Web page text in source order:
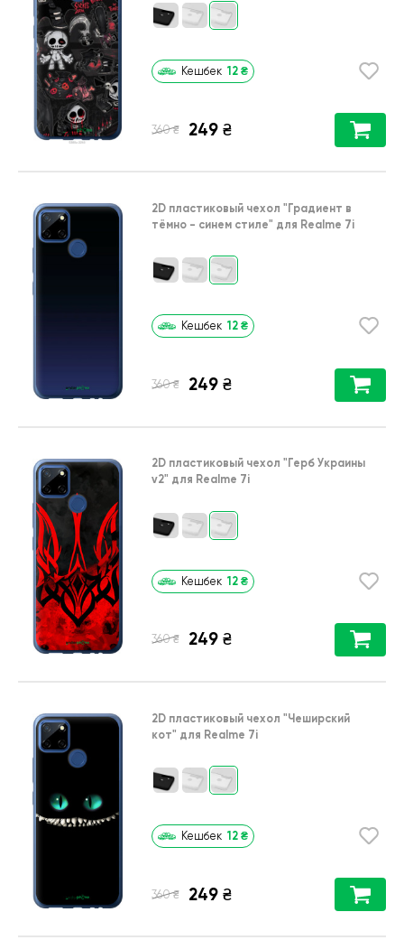
Кешбек 12 ₴
360 ₴ 249 ₴
2D пластиковый чехол "Градиент в
тёмно - синем стиле" для Realme 7i
Кешбек 12 ₴
360 ₴ 249 ₴
2D пластиковый чехол "Герб Украины
v2" для Realme 7i
Кешбек 12 ₴
360 ₴ 249 ₴
2D пластиковый чехол "Чеширский
кот" для Realme 7i
Кешбек 12 ₴
360 ₴ 249 ₴